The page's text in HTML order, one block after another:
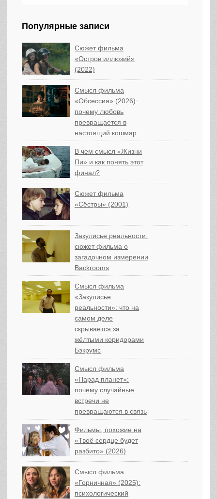
Популярные записи
Сюжет фильма
«Остров иллюзий»
(2022)
Смысл фильма
«Обсессия» (2026):
почему любовь
превращается в
настоящий кошмар
В чем смысл «Жизни
Пи» и как понять этот
финал?
Сюжет фильма
«Сёстры» (2001)
Закулисье реальности:
сюжет фильма о
загадочном измерении
Backrooms
Смысл фильма
«Закулисье
реальности»: что на
самом деле
скрывается за
жёлтыми коридорами
Бэкрумс
Смысл фильма
«Парад планет»:
почему случайные
встречи не
превращаются в связь
Фильмы, похожие на
«Твоё сердце будет
разбито» (2026)
Смысл фильма
«Горничная» (2025):
психологический